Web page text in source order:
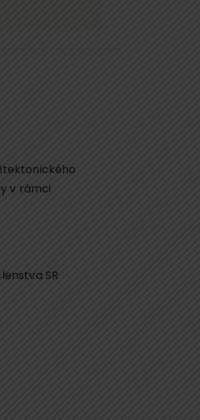
v rámci
SR